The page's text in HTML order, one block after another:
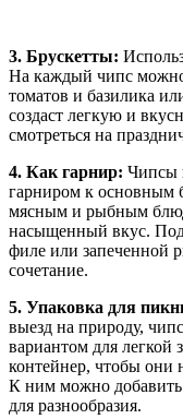
3. Брускетты:
На каждый чипс
томатов и базилика
создаст легкую и
смотреться на
4. Как гарнир: Чипсы
гарниром к основным
мясным и рыбным
насыщенный вкус.
филе или запеченной
сочетание.
5. Упаковка для
выезд на природу,
вариантом для легкой
контейнер, чтобы они
К ним можно добавить
для разнообразия.